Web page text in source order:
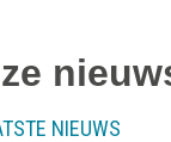
NIEUWS